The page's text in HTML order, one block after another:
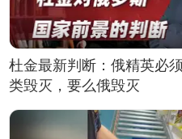
杜金最新判断：俄精英必
类毁灭，要么俄毁灭